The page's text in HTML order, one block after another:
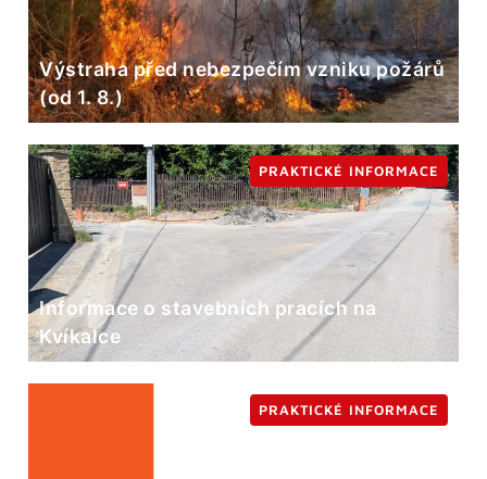
Výstraha před nebezpečím vzniku požárů
(od 1. 8.)
Informace o stavebních pracích na
Kvíkalce
PRAKTICKÉ INFORMACE
PRAKTICKÉ INFORMACE